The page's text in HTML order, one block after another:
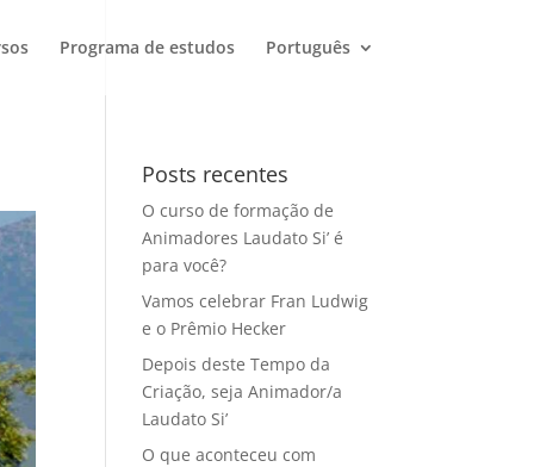
Programa de estudos Português
Posts recentes
O curso de formação de
Animadores Laudato Si’ é
para você?
Vamos celebrar Fran Ludwig
e o Prêmio Hecker
Depois deste Tempo da
Criação, seja Animador/a
Laudato Si’
O que aconteceu com